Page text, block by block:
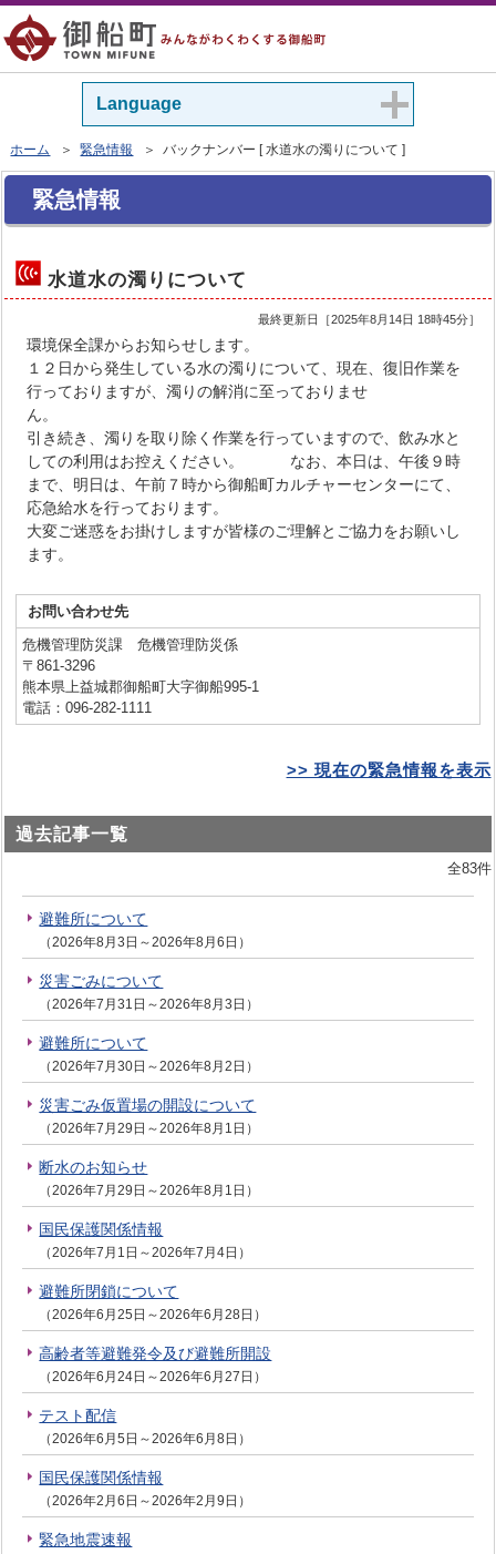
Language
ホーム ＞緊急情報 ＞ バックナンバー [ 水道水の濁りについて ]
緊急情報
水道水の濁りについて
最終更新日［2025年8月14日 18時45分］
環境保全課からお知らせします。
１２日から発生している水の濁りについて、現在、復旧作業を
行っておりますが、濁りの解消に至っておりませ
ん。
引き続き、濁りを取り除く作業を行っていますので、飲み水と
しての利用はお控えください。 なお、本日は、午後９時
まで、明日は、午前７時から御船町カルチャーセンターにて、
応急給水を行っております。
大変ご迷惑をお掛けしますが皆様のご理解とご協力をお願いし
ます。
お問い合わせ先
危機管理防災課 危機管理防災係
〒861-3296
熊本県上益城郡御船町大字御船995-1
電話：096-282-1111
>> 現在の緊急情報を表示
過去記事一覧
全83件
避難所について
（2026年8月3日～2026年8月6日）
災害ごみについて
（2026年7月31日～2026年8月3日）
避難所について
（2026年7月30日～2026年8月2日）
災害ごみ仮置場の開設について
（2026年7月29日～2026年8月1日）
断水のお知らせ
（2026年7月29日～2026年8月1日）
国民保護関係情報
（2026年7月1日～2026年7月4日）
避難所閉鎖について
（2026年6月25日～2026年6月28日）
高齢者等避難発令及び避難所開設
（2026年6月24日～2026年6月27日）
テスト配信
（2026年6月5日～2026年6月8日）
国民保護関係情報
（2026年2月6日～2026年2月9日）
緊急地震速報